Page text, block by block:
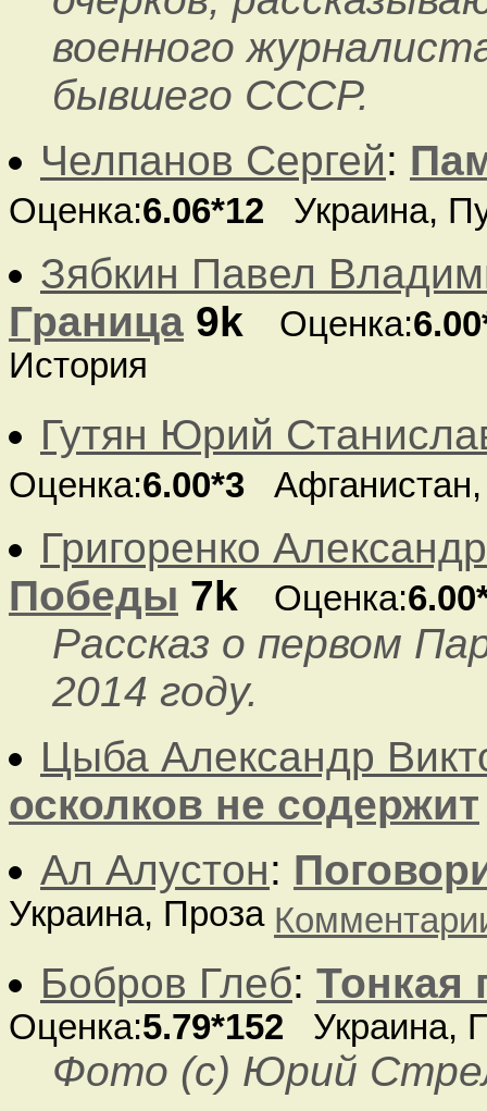
военного
бывшего СССР.
Челпанов Сергей:
Оценка:6.06*12 Украина,
Зябкин Павел
Граница 9k Оценка:
История
Гутян Юрий
Оценка:6.00*3
Григоренко
Победы 7k Оценка:
Рассказ о первом
2014 году.
Цыба Александр
осколков не содержит
Ал Алустон:
Украина, Проза
Бобров Глеб: Тонкая
Оценка:5.79*152 Украина,
Фото (с) Юрий